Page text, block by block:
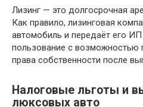
Лизинг — это долгосрочная
Как правило, лизинговая
автомобиль и передаёт его
пользование с
права собственности после
Налоговые льготы и
люксовых авто